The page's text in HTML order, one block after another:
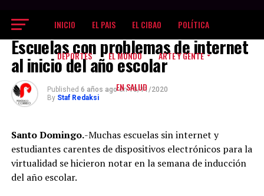
INICIO EL PAIS EL CIBAO POLÍTICA
DEPORTES EL MUNDO ARTE Y GENTE
EN SALUD
NOTICIAS
Escuelas con problemas de internet
al inicio del año escolar
Published 6 años ago on 10/11/2020
By Staf Redaksi
Santo Domingo.-Muchas escuelas sin internet y
estudiantes carentes de dispositivos electrónicos para la
virtualidad se hicieron notar en la semana de inducción
del año escolar.